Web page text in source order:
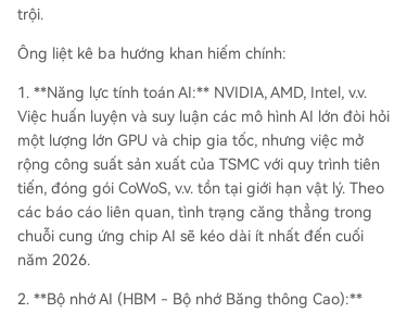
trội.
Ông liệt kê ba hướng khan hiếm chính:
1. **Năng lực tính toán AI:** NVIDIA, AMD, Intel, v.v.
Việc huấn luyện và suy luận các mô hình AI lớn đòi hỏi
một lượng lớn GPU và chip gia tốc, nhưng việc mở
rộng công suất sản xuất của TSMC với quy trình tiên
tiến, đóng gói CoWoS, v.v. tồn tại giới hạn vật lý. Theo
các báo cáo liên quan, tình trạng căng thẳng trong
chuỗi cung ứng chip AI sẽ kéo dài ít nhất đến cuối
năm 2026.
2. **Bộ nhớ AI (HBM - Bộ nhớ Băng thông Cao):**